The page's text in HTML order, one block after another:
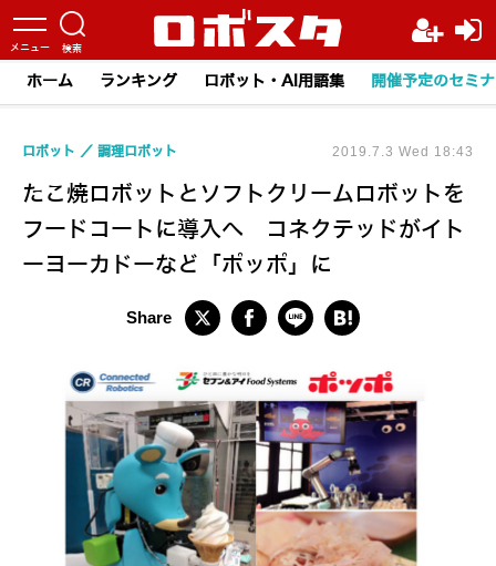
ホーム ランキング ロボット・AI用語集 開催予定のセミ
たこ焼ロボットとソフトクリームロボットを
フードコートに導入へ コネクテッドがイト
ーヨーカドーなど「ポッポ」に
ロボット 調理ロボット 2019.7.3 Wed 18:43